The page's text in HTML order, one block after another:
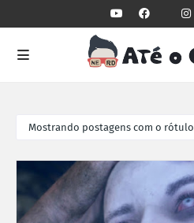
Mostrando postagens com o rótulo